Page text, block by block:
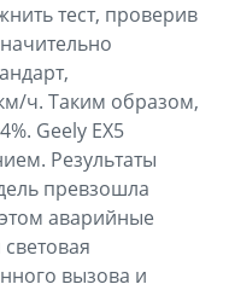
тест, проверив
ч. Таким образом,
Geely EX5
Результаты
превзошла
аварийные
вызова и